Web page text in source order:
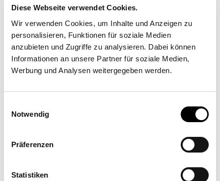
Diese Webseite verwendet Cookies.
Wir verwenden Cookies, um Inhalte und Anzeigen zu
personalisieren, Funktionen für soziale Medien
anzubieten und Zugriffe zu analysieren. Dabei können
Informationen an unsere Partner für soziale Medien,
Werbung und Analysen weitergegeben werden.
Notwendig
Präferenzen
Statistiken
Partner di implementazione
Incompar Balear S.L.